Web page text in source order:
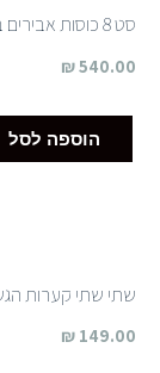
סט 8 כוסות אבירים בגוון חום בהיר
₪540.00
הוספה לסל
שתי שתי קערות
₪ 149.00